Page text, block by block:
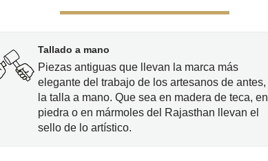
Tallado a mano
Piezas antiguas que llevan la marca más
elegante del trabajo de los artesanos de antes,
la talla a mano. Que sea en madera de teca, en
piedra o en mármoles del Rajasthan llevan el
sello de lo artístico.